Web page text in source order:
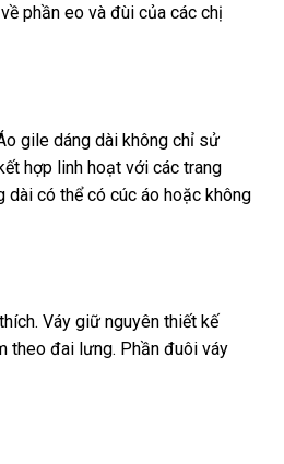
phần eo và đùi của các chị
gile dáng dài không chỉ sử
hợp linh hoạt với các trang
dài có thể có cúc áo hoặc không
Váy giữ nguyên thiết kế
theo đai lưng. Phần đuôi váy